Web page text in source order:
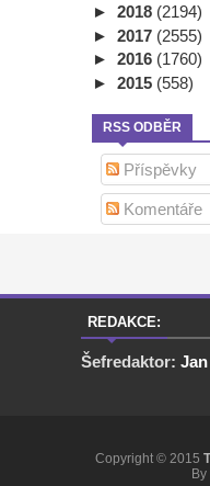
► 2018 (2194)
► 2017 (2555)
► 2016 (1760)
► 2015 (558)
RSS ODBĚR
Příspěvky
Komentáře
REDAKCE:
Šefredaktor:
Copyright © 2015
By